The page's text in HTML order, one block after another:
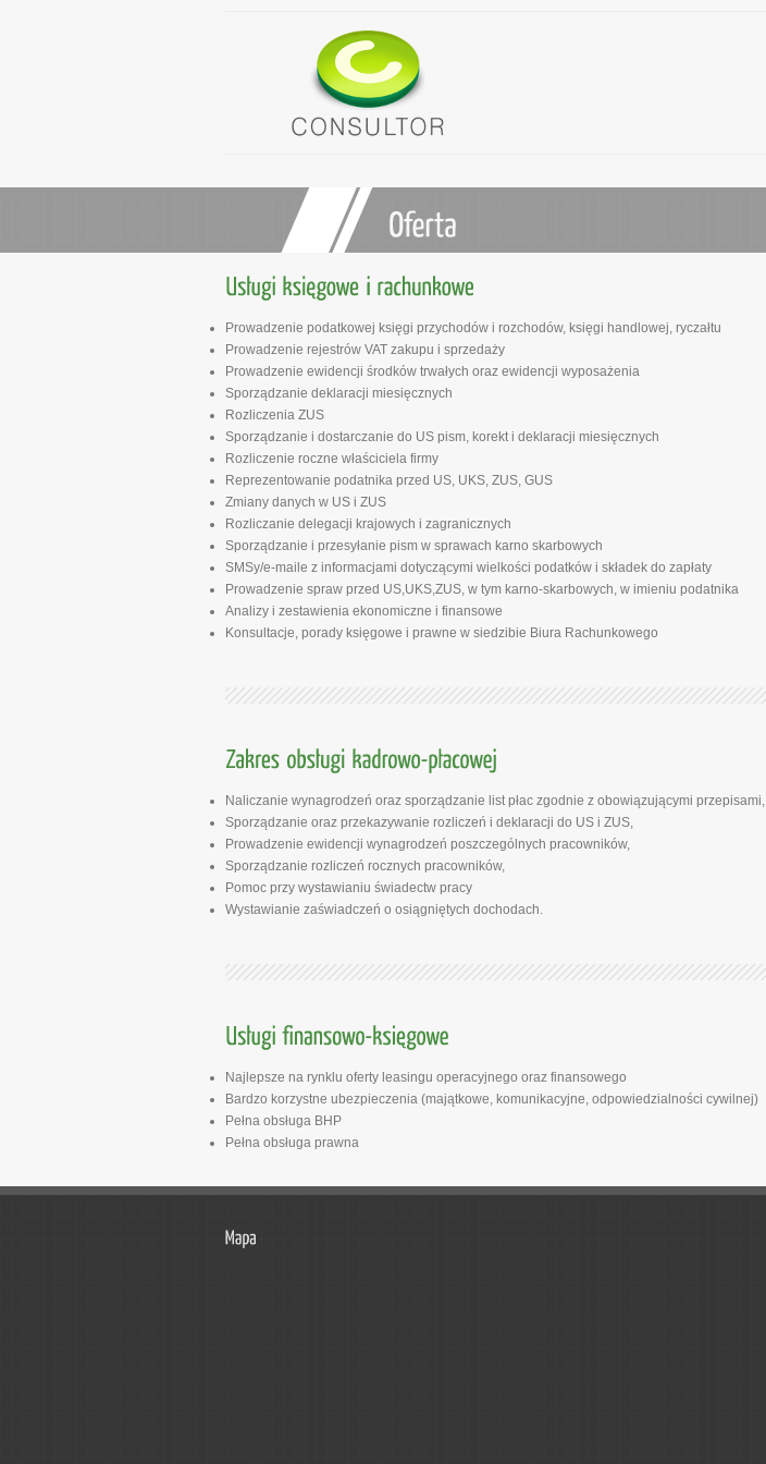
Prowadzenie podatkowej księgi przychodów i rozchodów, księgi handlowej, ryczałtu
Prowadzenie rejestrów VAT zakupu i sprzedaży
Prowadzenie ewidencji środków trwałych oraz ewidencji wyposażenia
Sporządzanie deklaracji miesięcznych
Rozliczenia ZUS
Sporządzanie i dostarczanie do US pism, korekt i deklaracji miesięcznych
Rozliczenie roczne właściciela firmy
Reprezentowanie podatnika przed US, UKS, ZUS, GUS
Zmiany danych w US i ZUS
Rozliczanie delegacji krajowych i zagranicznych
Sporządzanie i przesyłanie pism w sprawach karno skarbowych
SMSy/e-maile z informacjami dotyczącymi wielkości podatków i składek do zapłaty
Prowadzenie spraw przed US,UKS,ZUS, w tym karno-skarbowych, w imieniu podatnika
Analizy i zestawienia ekonomiczne i finansowe
Konsultacje, porady księgowe i prawne w siedzibie Biura Rachunkowego
Naliczanie wynagrodzeń oraz sporządzanie list płac zgodnie z obowiązującymi przepisami,
Sporządzanie oraz przekazywanie rozliczeń i deklaracji do US i ZUS,
Prowadzenie ewidencji wynagrodzeń poszczególnych pracowników,
Sporządzanie rozliczeń rocznych pracowników,
Pomoc przy wystawianiu świadectw pracy
Wystawianie zaświadczeń o osiągniętych dochodach.
Najlepsze na rynklu oferty leasingu operacyjnego oraz finansowego
Bardzo korzystne ubezpieczenia (majątkowe, komunikacyjne, odpowiedzialności cywilnej)
Pełna obsługa BHP
Pełna obsługa prawna